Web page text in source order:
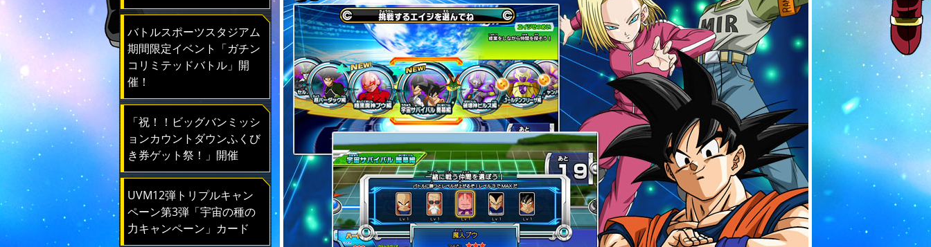
バトルスポーツスタジアム
期間限定イベント「ガチン
コリミテッドバトル」開
催！
「祝！！ビッグバンミッシ
ョンカウントダウンふくび
き券ゲット祭！」開催
UVM12弾トリプルキャン
ペーン第3弾「宇宙の種の
力キャンペーン」カード